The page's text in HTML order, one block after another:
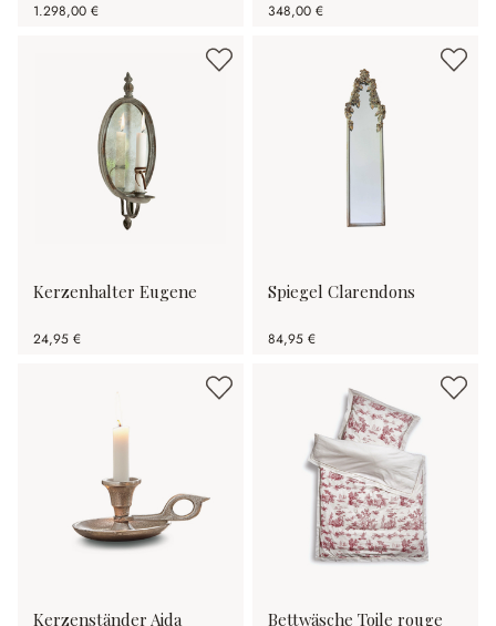
1.298,00 € 348,00 €
Kerzenhalter Eugene
24,95 €
Spiegel Clarendons
84,95 €
Kerzenständer Aida Bettwäsche Toile rouge